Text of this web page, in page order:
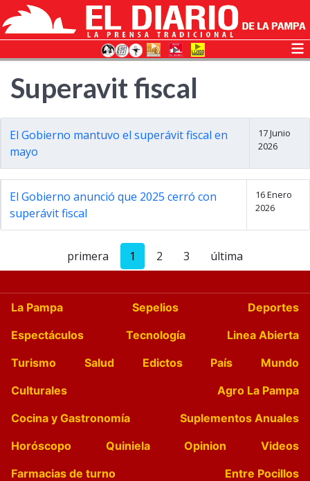
Superavit fiscal
El Gobierno mantuvo el superávit fiscal en
mayo
17 Junio
2026
El Gobierno anunció que 2025 cerró con
superávit fiscal
16 Enero
2026
primera 1 2 3 última
La Pampa Sepelios
Deportes
Espectáculos
Tecnología
Linea Abierta
Turismo
Salud Edictos País
Mundo
Culturales
Agro La Pampa
Cocina y Gastronomía
Suplementos Anuales
Horóscopo
Quiniela Opinion
Videos
Farmacias de turno
Entre Pocillos